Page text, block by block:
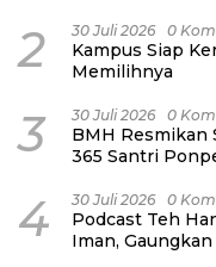
2 30 Juli 2026 0
Kampus Siap
Memilihnya
3 30 Juli 2026 0
BMH Resmikan
365 Santri
4 30 Juli 2026 0
Podcast Teh
Iman,